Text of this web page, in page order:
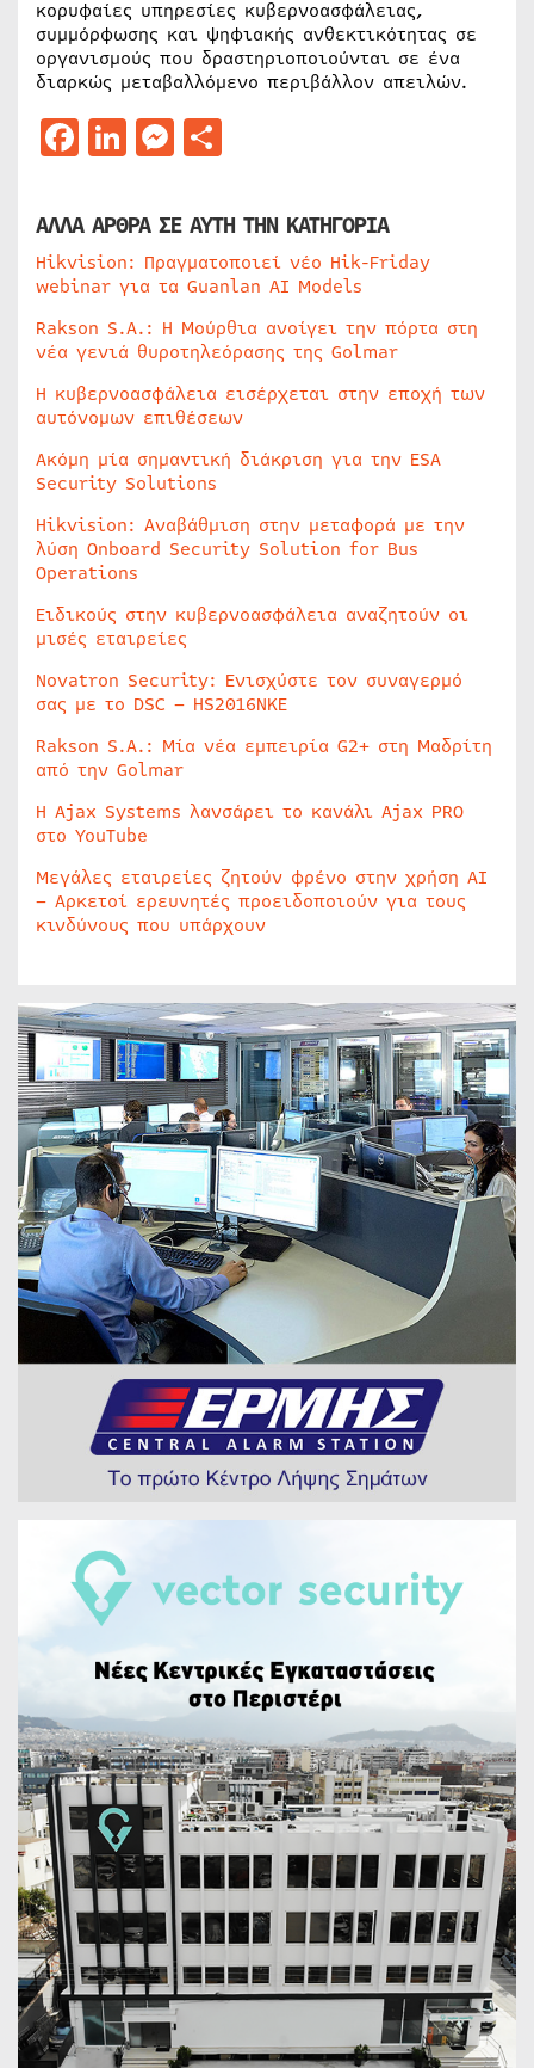
κορυφαίες υπηρεσίες κυβερνοασφάλειας,
συμμόρφωσης και ψηφιακής ανθεκτικότητας σε
οργανισμούς που δραστηριοποιούνται σε ένα
διαρκώς μεταβαλλόμενο περιβάλλον απειλών.
Facebook
LinkedIn
Messenger
ΑΛΛΑ ΑΡΘΡΑ ΣΕ ΑΥΤΗ ΤΗΝ ΚΑΤΗΓΟΡΙΑ
Hikvision: Πραγματοποιεί νέο Hik-Friday
webinar για τα Guanlan AI Models
Rakson S.A.: Η Μούρθια ανοίγει την πόρτα στη
νέα γενιά θυροτηλεόρασης της Golmar
Η κυβερνοασφάλεια εισέρχεται στην εποχή των
αυτόνομων επιθέσεων
Ακόμη μία σημαντική διάκριση για την ESA
Security Solutions
Hikvision: Αναβάθμιση στην μεταφορά με την
λύση Onboard Security Solution for Bus
Operations
Ειδικούς στην κυβερνοασφάλεια αναζητούν οι
μισές εταιρείες
Novatron Security: Ενισχύστε τον συναγερμό
σας με το DSC – HS2016NKE
Rakson S.A.: Μία νέα εμπειρία G2+ στη Μαδρίτη
από την Golmar
Η Ajax Systems λανσάρει το κανάλι Ajax PRO
στο YouTube
Μεγάλες εταιρείες ζητούν φρένο στην χρήση AI
– Αρκετοί ερευνητές προειδοποιούν για τους
κινδύνους που υπάρχουν